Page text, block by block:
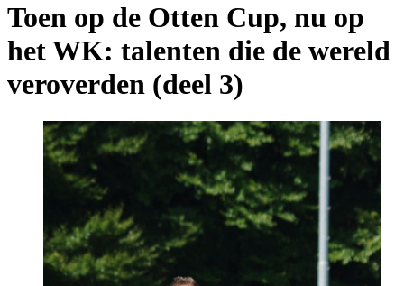
Toen op de Otten Cup, nu op
het WK: talenten die de wereld
veroverden (deel 3)